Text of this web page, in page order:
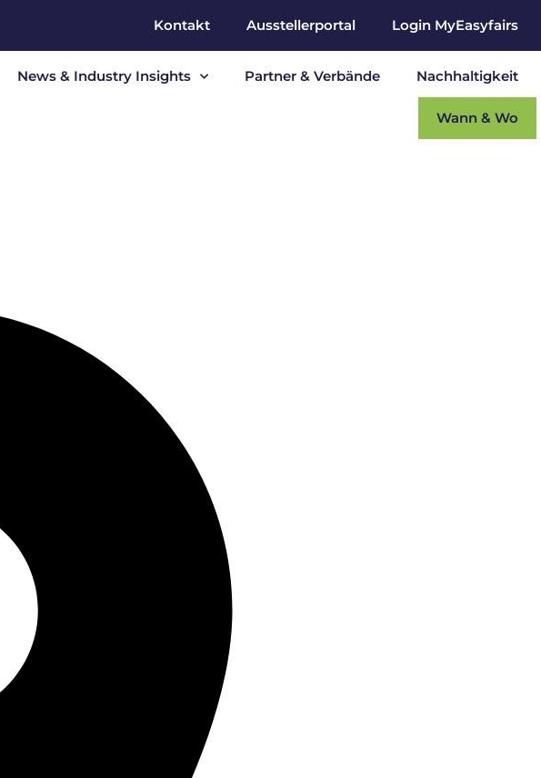
Kontakt Ausstellerportal Login MyEasyfairs
News & Industry Insights Partner & Verbände Nachhaltigkeit
Wann & Wo